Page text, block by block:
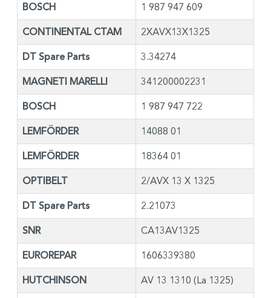
BOSCH 1 987 947 609
CONTINENTAL CTAM 2XAVX13X1325
DT Spare Parts 3.34274
MAGNETI MARELLI 341200002231
BOSCH 1 987 947 722
LEMFÖRDER 14088 01
LEMFÖRDER 18364 01
OPTIBELT 2/AVX 13 X 1325
DT Spare Parts 2.21073
SNR CA13AV1325
EUROREPAR 1606339380
HUTCHINSON AV 13 1310 (La 1325)